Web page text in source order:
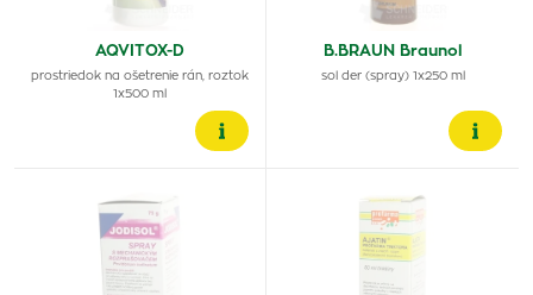
AQVITOX-D
prostriedok na ošetrenie rán, roztok
1x500 ml
B.BRAUN Braunol
sol der (spray) 1x250 ml